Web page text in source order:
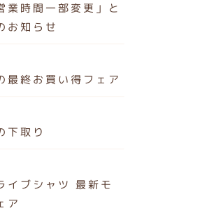
業時間一部変更」と
お知らせ
最終お買い得フェア
下取り
イブシャツ 最新モ
ア